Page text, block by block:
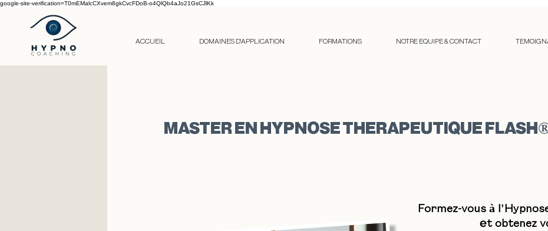
google-site-verification=T0mEMalcCXvem8gkCvcFDoB-o4QlQb4aJo21GsCJlKk
ACCUEIL DOMAINES D'APPLICATION FORMATIONS NOTRE EQUIPE & CONTACT
MASTER EN HYPNOSE THERAPEUTIQUE
Formez-vousà
et obtenez